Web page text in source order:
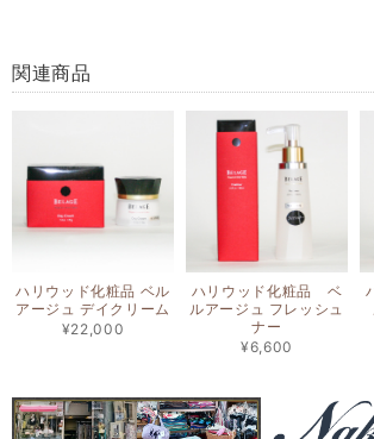
関連商品
ハリウッド化粧品 ベル
アージュ デイクリーム
¥22,000
ハリウッド化粧品 ベ
ルアージュ フレッシュ
ナー
¥6,600